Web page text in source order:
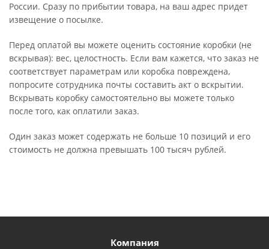
России. Сразу по прибытии товара, на ваш адрес придет
извещение о посылке.
Перед оплатой вы можете оценить состояние коробки (не
вскрывая): вес, целостность. Если вам кажется, что заказ не
соответствует параметрам или коробка повреждена,
попросите сотрудника почты составить акт о вскрытии.
Вскрывать коробку самостоятельно вы можете только
после того, как оплатили заказ.
Один заказ может содержать не больше 10 позиций и его
стоимость не должна превышать 100 тысяч рублей.
Компания